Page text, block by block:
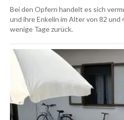
Bei den Opfern handelt es sich
und ihre Enkelin im Alter von 82 und
wenige Tage zurück.